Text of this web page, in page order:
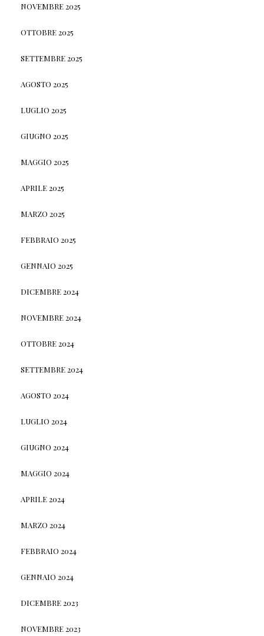
NOVEMBRE 2025
OTTOBRE 2025
SETTEMBRE 2025
AGOSTO 2025
LUGLIO 2025
GIUGNO 2025
MAGGIO 2025
APRILE 2025
MARZO 2025
FEBBRAIO 2025
GENNAIO 2025
DICEMBRE 2024
NOVEMBRE 2024
OTTOBRE 2024
SETTEMBRE 2024
AGOSTO 2024
LUGLIO 2024
GIUGNO 2024
MAGGIO 2024
APRILE 2024
MARZO 2024
FEBBRAIO 2024
GENNAIO 2024
DICEMBRE 2023
NOVEMBRE 2023